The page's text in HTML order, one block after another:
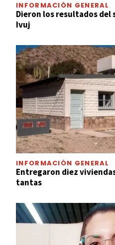
INFORMACIÓN GENERAL
Dieron los resultados del
Ivuj
INFORMACIÓN GENERAL
Entregaron diez
tantas